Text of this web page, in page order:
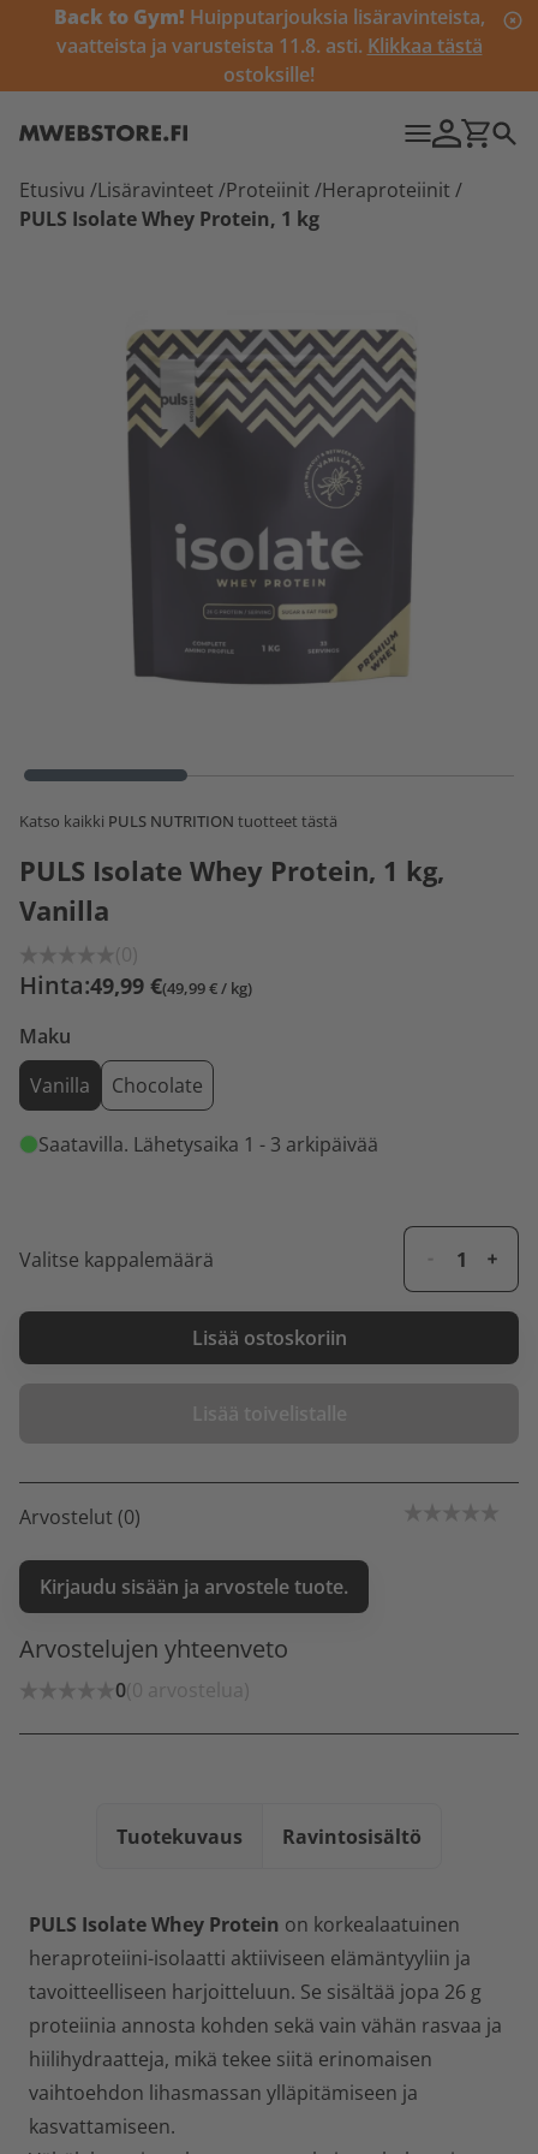
Back to Gym! Huipputarjouksia lisäravinteista,
vaatteista ja varusteista 11.8. asti. Klikkaa tästä
ostoksille!
Etusivu /Lisäravinteet /Proteiinit /Heraproteiinit /
PULS Isolate Whey Protein, 1 kg
Katso kaikki PULS NUTRITION tuotteet tästä
PULS Isolate Whey Protein, 1 kg,
Vanilla
(0)
Hinta:49,99 €(49,99 € / kg)
Maku
Vanilla
Chocolate
Saatavilla. Lähetysaika 1 - 3 arkipäivää
Valitse kappalemäärä
Lisää ostoskoriin
Lisää toivelistalle
Arvostelut (0)
Kirjaudu sisään ja arvostele tuote.
Arvostelujen yhteenveto
0(0 arvostelua)
Tuotekuvaus Ravintosisältö
PULS Isolate Whey Protein on korkealaatuinen
heraproteiini-isolaatti aktiiviseen elämäntyyliin ja
tavoitteelliseen harjoitteluun. Se sisältää jopa 26 g
proteiinia annosta kohden sekä vain vähän rasvaa ja
hiilihydraatteja, mikä tekee siitä erinomaisen
vaihtoehdon lihasmassan ylläpitämiseen ja
kasvattamiseen.